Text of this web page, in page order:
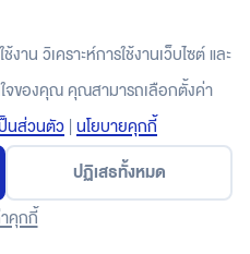
าน วิเคราะห์การใช้งานเว็บไซต์ และ
จของคุณ คุณสามารถเลือกตั้งค่า
นส่วนตัว | นโยบายคุกกี้
ปฏิเสธทั้งหมด
คุกกี้